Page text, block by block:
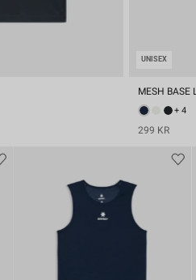
UNISEX
MESH BASE
+ 4
299 KR